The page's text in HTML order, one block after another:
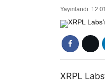
Yayınlandı:
XRPL